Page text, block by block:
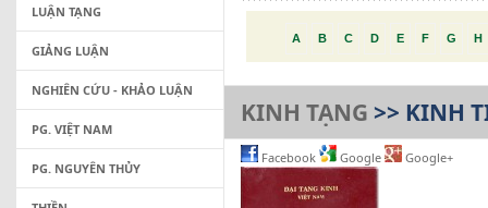
A B C D E F G H
KINH TẠNG >> KINH
Facebook Google Google+
LUẬN TẠNG
GIẢNG LUẬN
NGHIÊN CỨU - KHẢO LUẬN
PG. VIỆT NAM
PG. NGUYÊN THỦY